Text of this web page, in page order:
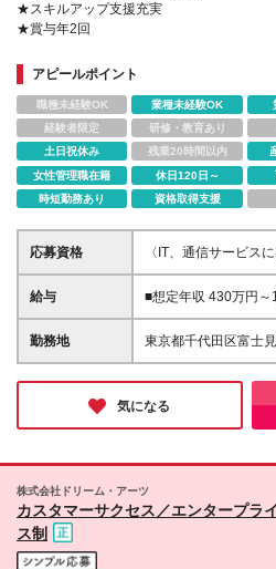
★スキルアップ支援充実
★賞与年2回
アピールポイント
職種未経験OK 業種未経験OK
経験者限定
研修・教育あり
土日祝休み
残業20時間以内
女性管理職在籍
休日120日～
時短勤務あり
資格取得支援
応募資格
〈IT、通信サービス
験〉 ・ITサービス/通
ーダー経験 ・コール
タマーサクセスの実施/
までの経験を活かし
給与
■想定年収 430万円～1,200万円
【標準賞与】月給2
月/12月に支給） 【残
細は前職や希望を考
当社規定にて決定い
勤務地
東京都千代田区富士
ム ※受動喫煙対策：屋内喫煙可能場所あり ※変更の範
囲：上記を除く当社
気になる
株式会社ドリーム・アーツ
カスタマーサクセス／エンタープラ
ス制